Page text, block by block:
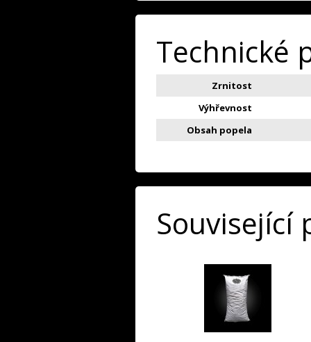
Technické
Zrnitost
Výhřevnost
Obsah popela
Související